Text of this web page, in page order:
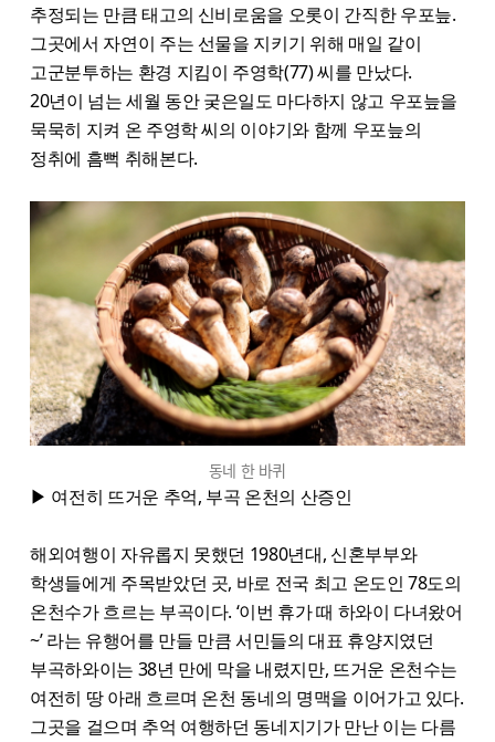
추정되는 만큼 태고의 신비로움을 오롯이 간직한 우포늪.
그곳에서 자연이 주는 선물을 지키기 위해 매일 같이
고군분투하는 환경 지킴이 주영학(77) 씨를 만났다.
20년이 넘는 세월 동안 궂은일도 마다하지 않고 우포늪을
묵묵히 지켜 온 주영학 씨의 이야기와 함께 우포늪의
정취에 흠뻑 취해본다.
동네 한 바퀴
▶ 여전히 뜨거운 추억, 부곡 온천의 산증인
해외여행이 자유롭지 못했던 1980년대, 신혼부부와
학생들에게 주목받았던 곳, 바로 전국 최고 온도인 78도의
온천수가 흐르는 부곡이다. ‘이번 휴가 때 하와이 다녀왔어
~’ 라는 유행어를 만들 만큼 서민들의 대표 휴양지였던
부곡하와이는 38년 만에 막을 내렸지만, 뜨거운 온천수는
여전히 땅 아래 흐르며 온천 동네의 명맥을 이어가고 있다.
그곳을 걸으며 추억 여행하던 동네지기가 만난 이는 다름